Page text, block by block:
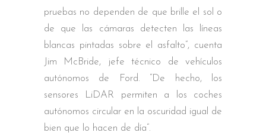
pruebas no dependen de que brille el sol o
de que las cámaras detecten las líneas
blancas pintadas sobre el asfalto”, cuenta
Jim McBride, jefe técnico de vehículos
autónomos de Ford. “De hecho, los
sensores LiDAR permiten a los coches
autónomos circular en la oscuridad igual de
bien que lo hacen de día”.